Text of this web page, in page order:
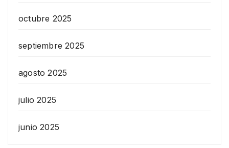
octubre 2025
septiembre 2025
agosto 2025
julio 2025
junio 2025